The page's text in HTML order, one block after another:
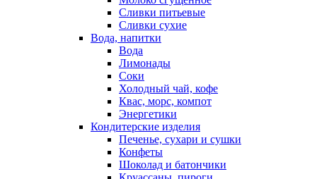
Сливки питьевые
Сливки сухие
Вода, напитки
Вода
Лимонады
Соки
Холодный чай, кофе
Квас, морс, компот
Энергетики
Кондитерские изделия
Печенье, сухари и сушки
Конфеты
Шоколад и батончики